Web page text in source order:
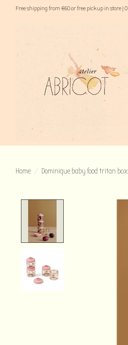
Free shipping from €60 or free pick up in store |
Home / Dominique baby food tritan